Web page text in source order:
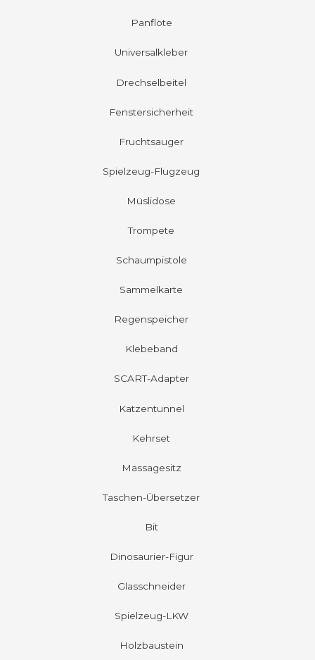
Panflöte
Universalkleber
Drechselbeitel
Fenstersicherheit
Fruchtsauger
Spielzeug-Flugzeug
Müslidose
Trompete
Schaumpistole
Sammelkarte
Regenspeicher
Klebeband
SCART-Adapter
Katzentunnel
Kehrset
Massagesitz
Taschen-Übersetzer
Bit
Dinosaurier-Figur
Glasschneider
Spielzeug-LKW
Holzbaustein